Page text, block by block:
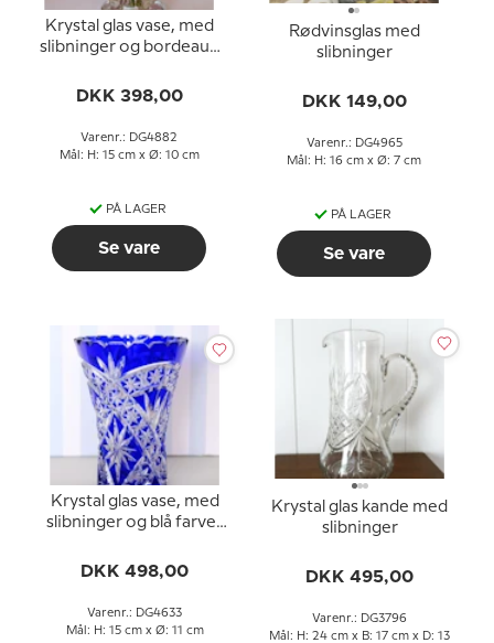
Krystal glas vase, med
slibninger og bordeaux
DKK 398,00
Varenr.: DG4882
Mål: H: 15 cm x Ø: 10 cm
PÅ LAGER
Se vare
Rødvinsglas med
slibninger
DKK 149,00
Varenr.: DG4965
Mål: H: 16 cm x Ø: 7 cm
PÅ LAGER
Se vare
Krystal glas vase, med
slibninger og blå farvet
DKK 498,00
Varenr.: DG4633
Mål: H: 15 cm x Ø: 11 cm
Krystal glas kande med
slibninger
DKK 495,00
Varenr.: DG3796
Mål: H: 24 cm x B: 17 cm x D: 13